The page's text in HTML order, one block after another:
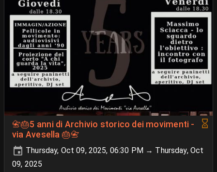
📇🎂5 anni di Archivio storico dei movimenti -
via Avesella 🎂📇
Thursday, Oct 09, 2025, 06:30 PM → Thursday, Oct
09, 2025